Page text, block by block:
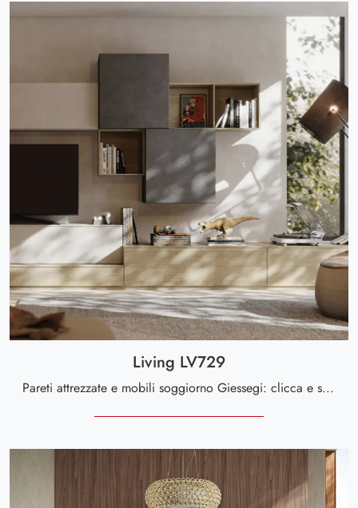
Living LV729
Pareti attrezzate e mobili soggiorno Giessegi: clicca e scopri il modello Living LV729 e potrai impreziosire stanze moderne di ogni tipo.